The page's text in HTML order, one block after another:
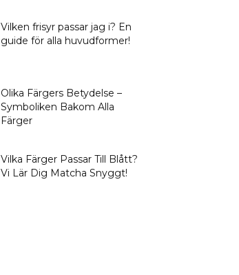
Vilken frisyr passar jag i? En
guide för alla huvudformer!
Olika Färgers Betydelse –
Symboliken Bakom Alla
Färger
Vilka Färger Passar Till Blått?
Vi Lär Dig Matcha Snyggt!